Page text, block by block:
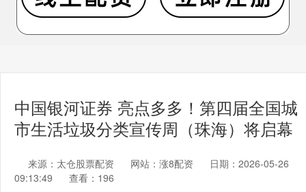
中国银河证券 亮点多多！第四届全国城
市生活垃圾分类宣传周（珠海）将启幕
来源：太仓股票配资 网站：涨8配资
日期：2026-05-26
09:13:49
查看：196